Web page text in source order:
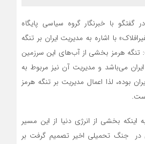
گفتگو با خبرنگار گروه سیاسی پایگاه
با اشاره به مدیریت ایران بر تنگه
تنگه هرمز بخشی از آب‌های این سرزمین
می‌باشد و مدیریت آن نیز مربوط به
بوده، لذا اعمال مدیریت بر تنگه هرمز
اینکه بخشی از انرژی دنیا از این مسیر
در جنگ تحمیلی اخیر تصمیم گرفت بر